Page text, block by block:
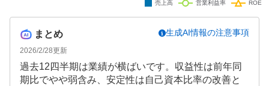
まとめ
2026/2/28更新
生成AI情報の注意事項
過去12四半期は業績が横ばいです。収益性は前年同
期比でやや弱含み、安定性は自己資本比率の改善と